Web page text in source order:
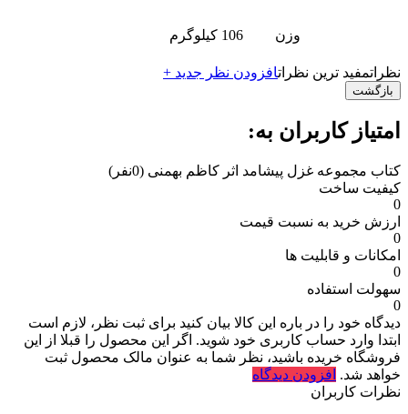
وزن 106 کیلوگرم
نظراتمفید ترین نظراتافزودن نظر جدید +
بازگشت
امتیاز کاربران به:
کتاب مجموعه غزل پیشامد اثر کاظم بهمنی (0نفر)
کیفیت ساخت
0
ارزش خرید به نسبت قیمت
0
امکانات و قابلیت ها
0
سهولت استفاده
0
دیدگاه خود را در باره این کالا بیان کنید برای ثبت نظر، لازم است
ابتدا وارد حساب کاربری خود شوید. اگر این محصول را قبلا از این
فروشگاه خریده باشید، نظر شما به عنوان مالک محصول ثبت
خواهد شد. افزودن دیدگاه
نظرات کاربران